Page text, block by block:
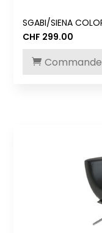
SGABI/SIENA
CHF 299.00